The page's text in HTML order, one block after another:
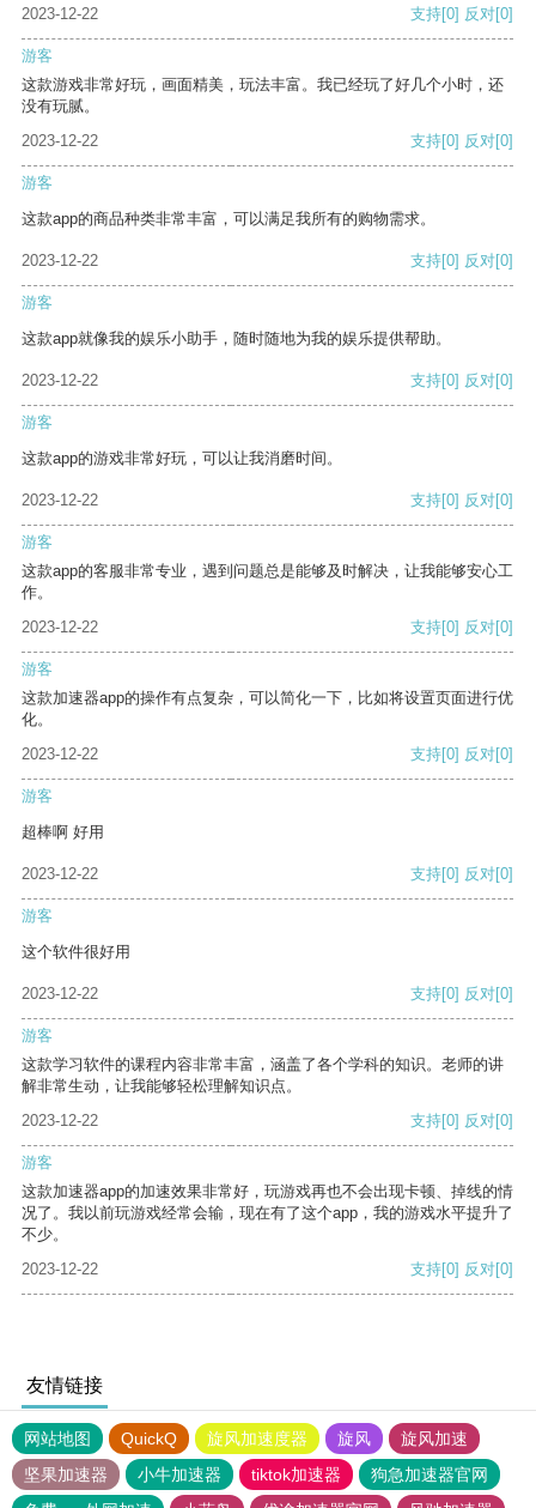
2023-12-22 支持[0] 反对[0]
游客
这款游戏非常好玩，画面精美，玩法丰富。我已经玩了好几个小时，还
没有玩腻。
2023-12-22
支持[0] 反对[0]
游客
这款app的商品种类非常丰富，可以满足我所有的购物需求。
2023-12-22 支持[0] 反对[0]
游客
这款app就像我的娱乐小助手，随时随地为我的娱乐提供帮助。
2023-12-22 支持[0] 反对[0]
游客
这款app的游戏非常好玩，可以让我消磨时间。
2023-12-22 支持[0] 反对[0]
游客
这款app的客服非常专业，遇到问题总是能够及时解决，让我能够安心工
作。
2023-12-22
支持[0] 反对[0]
游客
这款加速器app的操作有点复杂，可以简化一下，比如将设置页面进行优
化。
2023-12-22
支持[0] 反对[0]
游客
超棒啊 好用
2023-12-22 支持[0] 反对[0]
游客
这个软件很好用
2023-12-22 支持[0] 反对[0]
游客
这款学习软件的课程内容非常丰富，涵盖了各个学科的知识。老师的讲
解非常生动，让我能够轻松理解知识点。
2023-12-22
支持[0] 反对[0]
游客
这款加速器app的加速效果非常好，玩游戏再也不会出现卡顿、掉线的情
况了。我以前玩游戏经常会输，现在有了这个app，我的游戏水平提升了
不少。
2023-12-22
支持[0] 反对[0]
友情链接
网站地图 QuickQ 旋风加速度器 旋风
旋风加速
坚果加速器
小牛加速器 tiktok加速器
狗急加速器官网